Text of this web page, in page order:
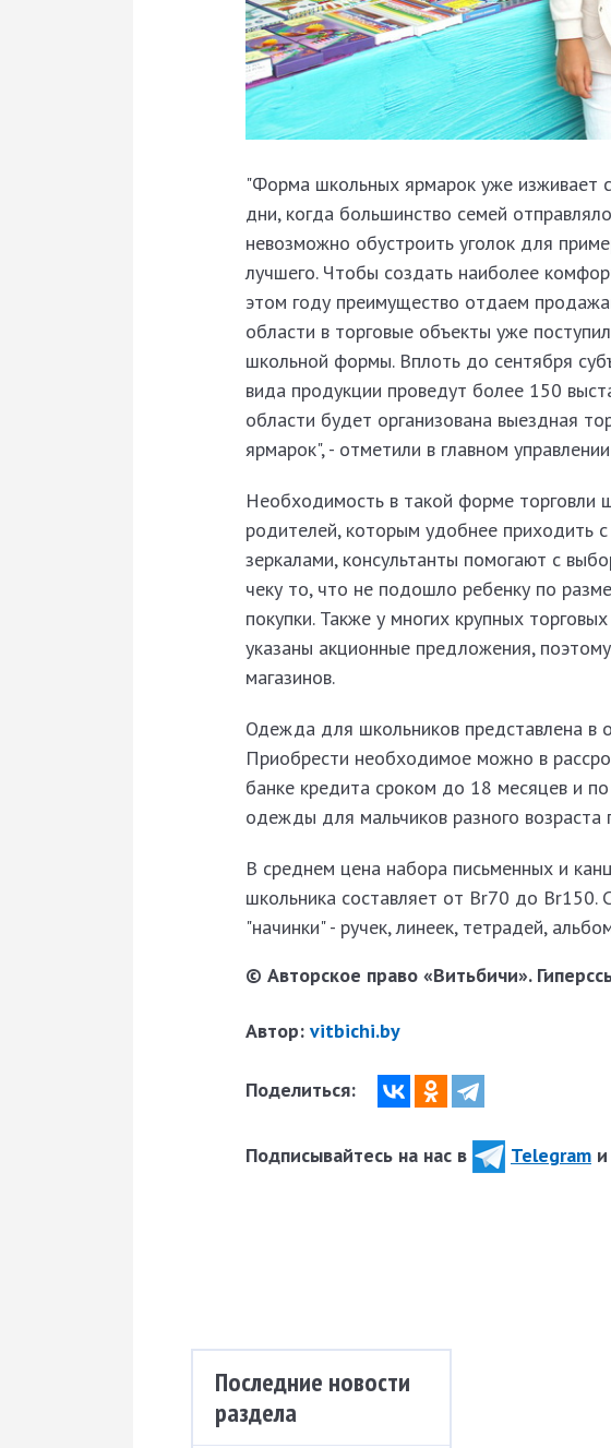
"Форма школьных ярмарок уже изживает
дни, когда большинство семей
невозможно обустроить уголок для
лучшего. Чтобы создать наиболее
этом году преимущество отдаем
области в торговые объекты уже
школьной формы. Вплоть до сентября
вида продукции проведут более 150
области будет организована выездная
ярмарок", - отметили в главном управлении
Необходимость в такой форме торговли
родителей, которым удобнее приходить
зеркалами, консультанты помогают с
чеку то, что не подошло ребенку по
покупки. Также у многих крупных
указаны акционные предложения,
магазинов.
Одежда для школьников представлена в
Приобрести необходимое можно в
банке кредита сроком до 18 месяцев и
одежды для мальчиков разного
В среднем цена набора письменных и
школьника составляет от Br70 до Br150.
"начинки" - ручек, линеек, тетрадей,
© Авторское право «Витьбичи».
Автор: vitbichi.by
Поделиться:
Подписывайтесь на нас в Telegram и
Последние новости
раздела